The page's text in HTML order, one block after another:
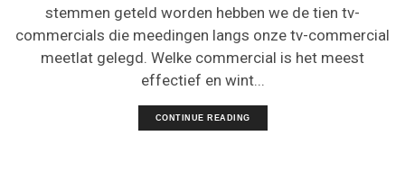
stemmen geteld worden hebben we de tien tv-
commercials die meedingen langs onze tv-commercial
meetlat gelegd. Welke commercial is het meest
effectief en wint...
CONTINUE READING